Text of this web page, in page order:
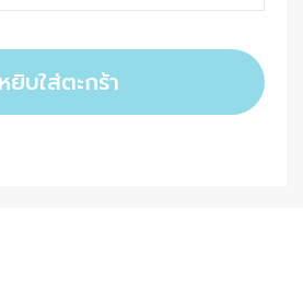
หยิบใส่ตะกร้า